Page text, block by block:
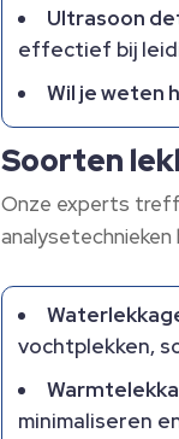
Ultrasoon
effectief bij
Wil je weten
Soorten
Onze experts
vochtplekken,
minimaliseren